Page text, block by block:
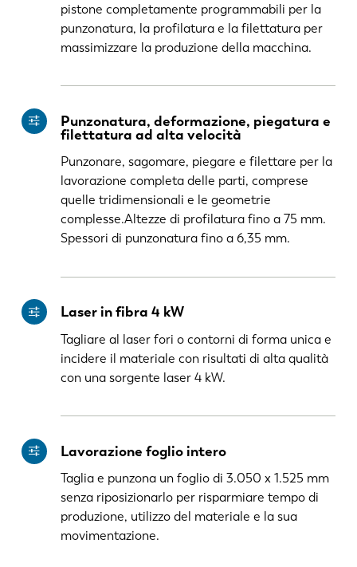
pistone completamente programmabili per la
punzonatura, la profilatura e la filettatura per
massimizzare la produzione della macchina.
Punzonatura, deformazione, piegatura e
filettatura ad alta velocità
Punzonare, sagomare, piegare e filettare per la
lavorazione completa delle parti, comprese
quelle tridimensionali e le geometrie
complesse.Altezze di profilatura fino a 75 mm.
Spessori di punzonatura fino a 6,35 mm.
Laser in fibra 4 kW
Tagliare al laser fori o contorni di forma unica e
incidere il materiale con risultati di alta qualità
con una sorgente laser 4 kW.
Lavorazione foglio intero
Taglia e punzona un foglio di 3.050 x 1.525 mm
senza riposizionarlo per risparmiare tempo di
produzione, utilizzo del materiale e la sua
movimentazione.